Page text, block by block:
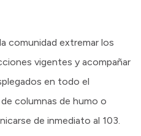
comunidad extremar los
vigentes y acompañar
en todo el
columnas de humo o
de inmediato al 103.